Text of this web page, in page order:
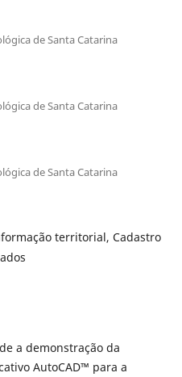
de Santa Catarina
de Santa Catarina
de Santa Catarina
territorial, Cadastro
a demonstração da
AutoCAD™ para a